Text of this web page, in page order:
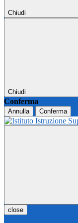
Chiudi
Chiudi
Conferma
Annulla Conferma
close